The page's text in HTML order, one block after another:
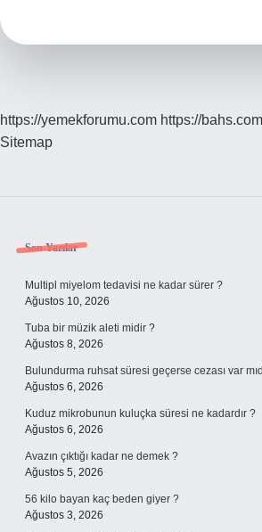
https://yemekforumu.com https://
Sitemap
Sidebar
Son Yazılar
Multipl miyelom tedavisi ne kadar sürer ?
Ağustos 10, 2026
Tuba bir müzik aleti midir ?
Ağustos 8, 2026
Bulundurma ruhsat süresi geçerse cezası var
Ağustos 6, 2026
Kuduz mikrobunun kuluçka süresi ne kadardır ?
Ağustos 6, 2026
Avazın çıktığı kadar ne demek ?
Ağustos 5, 2026
56 kilo bayan kaç beden giyer ?
Ağustos 3, 2026